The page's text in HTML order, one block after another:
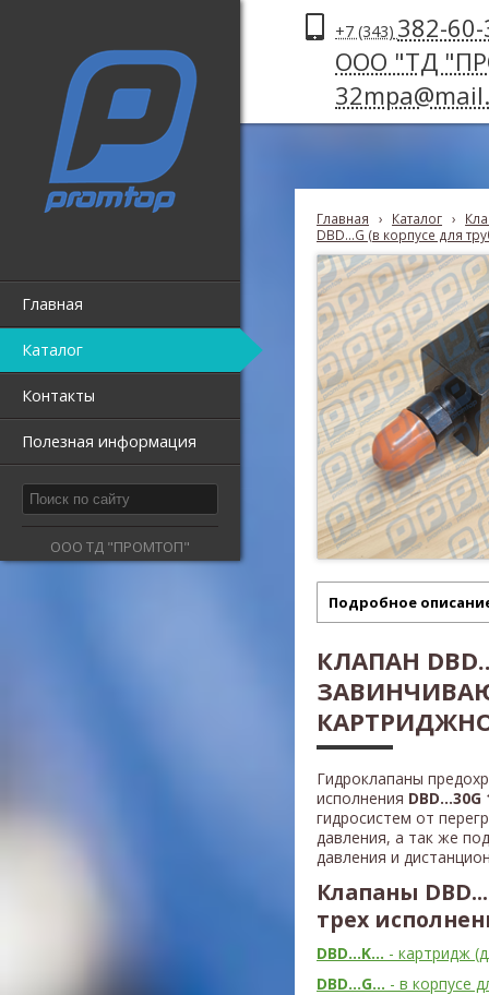
Главная
Каталог
Контакты
Полезная информация
ООО ТД "ПРОМТОП"
+7 (343) 382-
ООО "ТД
Главная › Каталог ›
DBD...G (в корпусе для
Подробное
КЛАПАН
Гидроклапаны
исполнения DBD...30G
гидросистем от
давления, а так же
давления и
Клапаны
трех
DBD...K... - картридж
DBD...G... - в корпусе